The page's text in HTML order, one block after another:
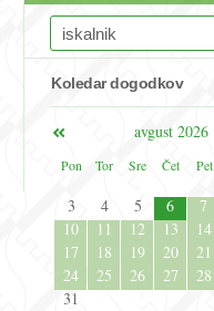
Koledar dogodkov
avgust 2026
Pon
Tor Sre Čet Pet
3
4 5 6 7
10
11 12 13 14
17
18 19 20 21
24
25 26 27 28
31